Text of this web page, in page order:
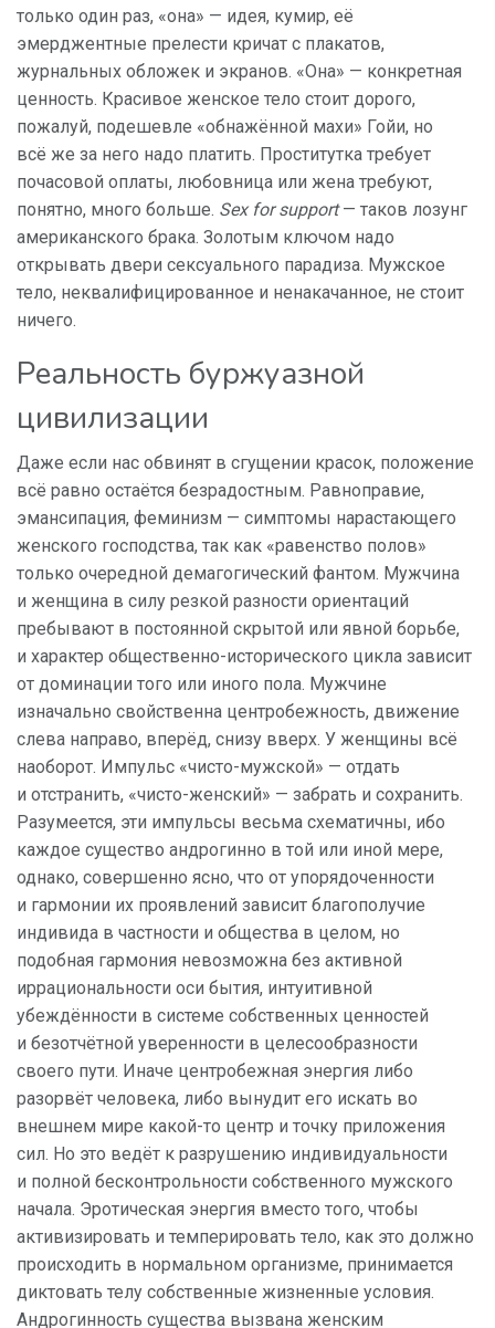
только один раз, «она» — идея, кумир, её
эмерджентные прелести кричат с плакатов,
журнальных обложек и экранов. «Она» — конкретная
ценность. Красивое женское тело стоит дорого,
пожалуй, подешевле «обнажённой махи» Гойи, но
всё же за него надо платить. Проститутка требует
почасовой оплаты, любовница или жена требуют,
понятно, много больше. Sex for support— таков лозунг
американского брака. Золотым ключом надо
открывать двери сексуального парадиза. Мужское
тело, неквалифицированное и ненакачанное, не стоит
ничего.
Реальность буржуазной
цивилизации
Даже если нас обвинят в сгущении красок, положение
всё равно остаётся безрадостным. Равноправие,
эмансипация, феминизм — симптомы нарастающего
женского господства, так как «равенство полов»
только очередной демагогический фантом. Мужчина
и женщина в силу резкой разности ориентаций
пребывают в постоянной скрытой или явной борьбе,
и характер общественно-исторического цикла зависит
от доминации того или иного пола. Мужчине
изначально свойственна центробежность, движение
слева направо, вперёд, снизу вверх. У женщины всё
наоборот. Импульс «чисто-мужской» — отдать
и отстранить, «чисто-женский» — забрать и сохранить.
Разумеется, эти импульсы весьма схематичны, ибо
каждое существо андрогинно в той или иной мере,
однако, совершенно ясно, что от упорядоченности
и гармонии их проявлений зависит благополучие
индивида в частности и общества в целом, но
подобная гармония невозможна без активной
иррациональности оси бытия, интуитивной
убеждённости в системе собственных ценностей
и безотчётной уверенности в целесообразности
своего пути. Иначе центробежная энергия либо
разорвёт человека, либо вынудит его искать во
внешнем мире какой-то центр и точку приложения
сил. Но это ведёт к разрушению индивидуальности
и полной бесконтрольности собственного мужского
начала. Эротическая энергия вместо того, чтобы
активизировать и темперировать тело, как это должно
происходить в нормальном организме, принимается
диктовать телу собственные жизненные условия.
Андрогинность существа вызвана женским